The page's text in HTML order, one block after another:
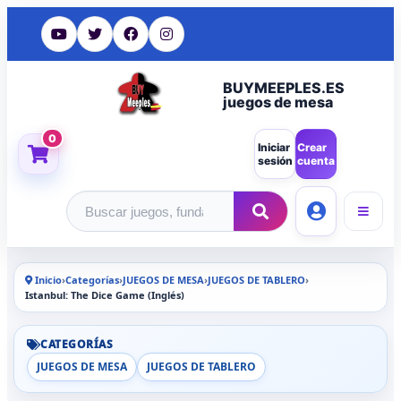
BUYMEEPLES.ES
juegos de mesa
0
Iniciar
sesión
Crear
cuenta
Buscar productos
Inicio›Categorías›JUEGOS DE MESA›JUEGOS DE TABLERO›
Istanbul: The Dice Game (Inglés)
CATEGORÍAS
JUEGOS DE MESA
JUEGOS DE TABLERO